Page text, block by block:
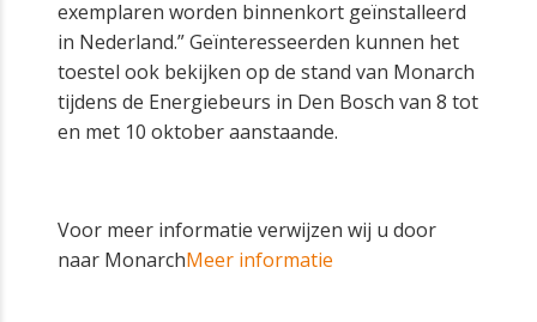
exemplaren worden binnenkort geïnstalleerd
in Nederland.” Geïnteresseerden kunnen het
toestel ook bekijken op de stand van Monarch
tijdens de Energiebeurs in Den Bosch van 8 tot
en met 10 oktober aanstaande.
Voor meer informatie verwijzen wij u door
naar MonarchMeer informatie